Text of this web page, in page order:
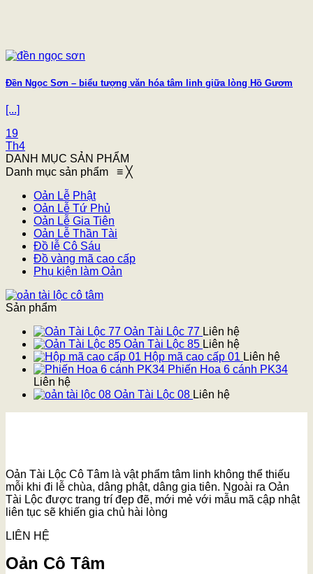
Đền Ngọc Sơn – biểu tượng văn hóa tâm linh giữa lòng Hồ Gươm
[...]
19
Th4
DANH MỤC SẢN PHẨM
Danh mục sản phẩm ≡ ╳
Oản Lễ Phật
Oản Lễ Tứ Phủ
Oản Lễ Gia Tiên
Oản Lễ Thần Tài
Đồ lễ Cô Sáu
Đồ vàng mã cao cấp
Phụ kiện làm Oản
Sản phẩm
Oản Tài Lộc 77 Liên hệ
Oản Tài Lộc 85 Liên hệ
Hộp mã cao cấp 01 Liên hệ
Phiến Hoa 6 cánh PK34
Liên hệ
Oản Tài Lộc 08 Liên hệ
Oản Tài Lộc Cô Tâm là vật phẩm tâm linh không thể thiếu
mỗi khi đi lễ chùa, dâng phật, dâng gia tiên. Ngoài ra Oản
Tài Lộc được trang trí đẹp đẽ, mới mẻ với mẫu mã cập nhật
liên tục sẽ khiến gia chủ hài lòng
LIÊN HỆ
Oản Cô Tâm